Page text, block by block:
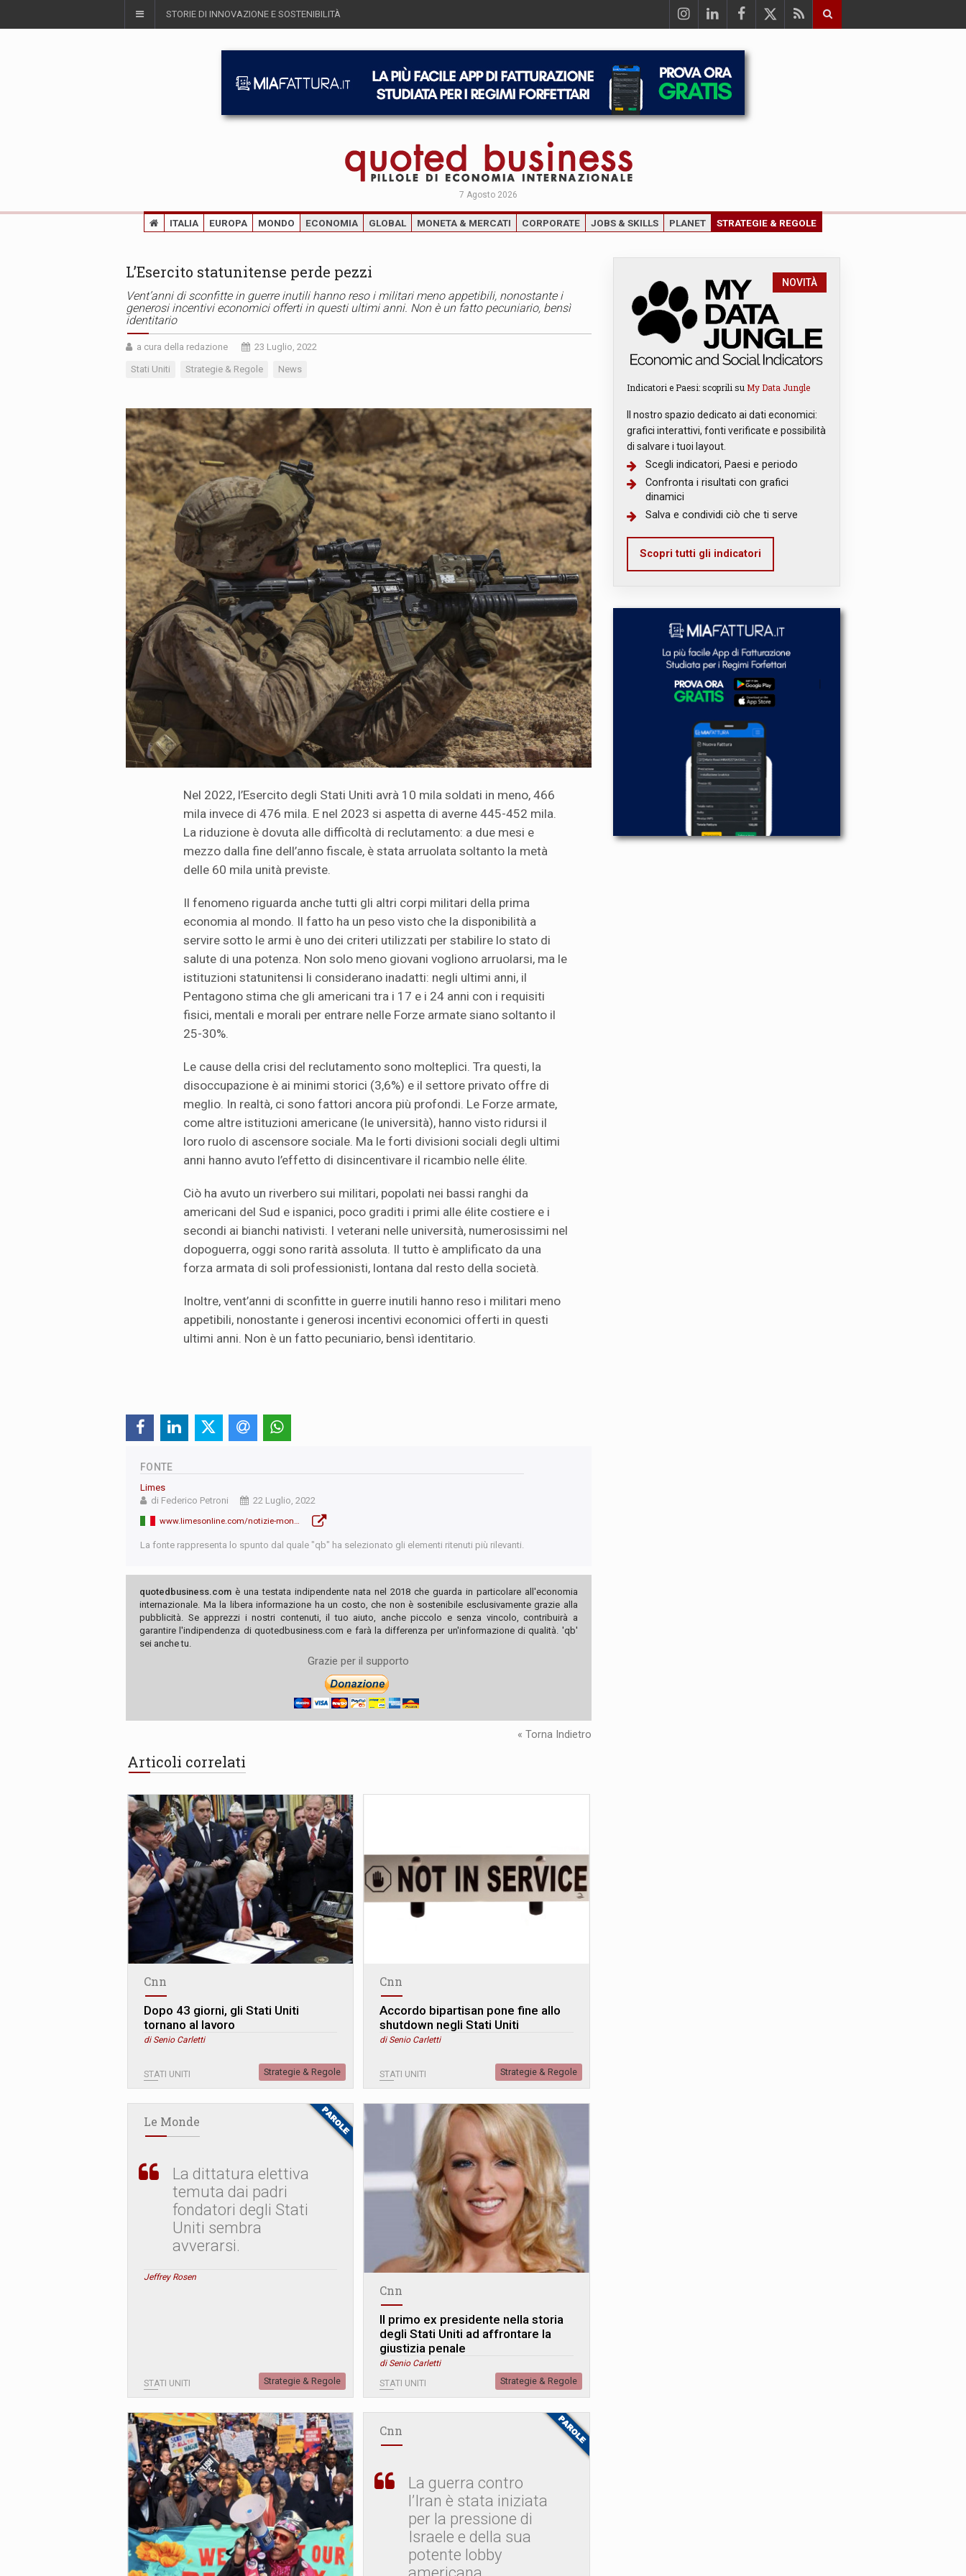
STORIE DI INNOVAZIONE E SOSTENIBILITÀ
7 Agosto 2026
ITALIA EUROPA MONDO ECONOMIA GLOBAL MONETA & MERCATI CORPORATE JOBS & SKILLS PLANET STRATEGIE & REGOLE
L’Esercito statunitense perde pezzi
Vent’anni di sconfitte in guerre inutili hanno reso i militari meno appetibili, nonostante i
generosi incentivi economici offerti in questi ultimi anni. Non è un fatto pecuniario, bensì
identitario
a cura della redazione 23 Luglio, 2022
Stati Uniti Strategie & Regole News
Nel 2022, l’Esercito degli Stati Uniti avrà 10 mila soldati in meno, 466
mila invece di 476 mila. E nel 2023 si aspetta di averne 445-452 mila.
La riduzione è dovuta alle difficoltà di reclutamento: a due mesi e
mezzo dalla fine dell’anno fiscale, è stata arruolata soltanto la metà
delle 60 mila unità previste.
Il fenomeno riguarda anche tutti gli altri corpi militari della prima
economia al mondo. Il fatto ha un peso visto che la disponibilità a
servire sotto le armi è uno dei criteri utilizzati per stabilire lo stato di
salute di una potenza. Non solo meno giovani vogliono arruolarsi, ma le
istituzioni statunitensi li considerano inadatti: negli ultimi anni, il
Pentagono stima che gli americani tra i 17 e i 24 anni con i requisiti
fisici, mentali e morali per entrare nelle Forze armate siano soltanto il
25-30%.
Le cause della crisi del reclutamento sono molteplici. Tra questi, la
disoccupazione è ai minimi storici (3,6%) e il settore privato offre di
meglio. In realtà, ci sono fattori ancora più profondi. Le Forze armate,
come altre istituzioni americane (le università), hanno visto ridursi il
loro ruolo di ascensore sociale. Ma le forti divisioni sociali degli ultimi
anni hanno avuto l’effetto di disincentivare il ricambio nelle élite.
Ciò ha avuto un riverbero sui militari, popolati nei bassi ranghi da
americani del Sud e ispanici, poco graditi i primi alle élite costiere e i
secondi ai bianchi nativisti. I veterani nelle università, numerosissimi nel
dopoguerra, oggi sono rarità assoluta. Il tutto è amplificato da una
forza armata di soli professionisti, lontana dal resto della società.
Inoltre, vent’anni di sconfitte in guerre inutili hanno reso i militari meno
appetibili, nonostante i generosi incentivi economici offerti in questi
ultimi anni. Non è un fatto pecuniario, bensì identitario.
FONTE
Limes
di Federico Petroni
22 Luglio, 2022
www.limesonline.com/notizie-mondo-questa-settimana-guerra-ucraina-russia-accordo-grano-draghi-italia-turchia-iraq-kurdistan/128613
La fonte rappresenta lo spunto dal quale "qb" ha selezionato gli elementi ritenuti più rilevanti.
quotedbusiness.com è una testata indipendente nata nel 2018 che guarda in particolare all'economia
internazionale. Ma la libera informazione ha un costo, che non è sostenibile esclusivamente grazie alla
pubblicità. Se apprezzi i nostri contenuti, il tuo aiuto, anche piccolo e senza vincolo, contribuirà a
garantire l'indipendenza di quotedbusiness.com e farà la differenza per un'informazione di qualità. 'qb'
sei anche tu.
Grazie per il supporto
« Torna Indietro
Articoli correlati
Cnn
Dopo 43 giorni, gli Stati Uniti
tornano al lavoro
di Senio Carletti
STATI UNITI Strategie & Regole
Cnn
Accordo bipartisan pone fine allo
shutdown negli Stati Uniti
di Senio Carletti
STATI UNITI Strategie & Regole
Le Monde
La dittatura elettiva
temuta dai padri
fondatori degli Stati
Uniti sembra
avverarsi.
Jeffrey Rosen
STATI UNITI Strategie & Regole
Cnn
Il primo ex presidente nella storia
degli Stati Uniti ad affrontare la
giustizia penale
di Senio Carletti
STATI UNITI Strategie & Regole
Cnn
La guerra contro
l’Iran è stata iniziata
per la pressione di
Israele e della sua
potente lobby
NOVITÀ
Indicatori e Paesi: scoprili su My Data Jungle
Il nostro spazio dedicato ai dati economici:
grafici interattivi, fonti verificate e possibilità
di salvare i tuoi layout.
Scegli indicatori, Paesi e periodo
Confronta i risultati con grafici
dinamici
Salva e condividi ciò che ti serve
Scopri tutti gli indicatori